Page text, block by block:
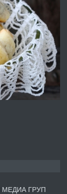
преди 6 месеца
бистро/ в с.
преди 7 месеца
център
331м2 |
МЕДИА ГРУП